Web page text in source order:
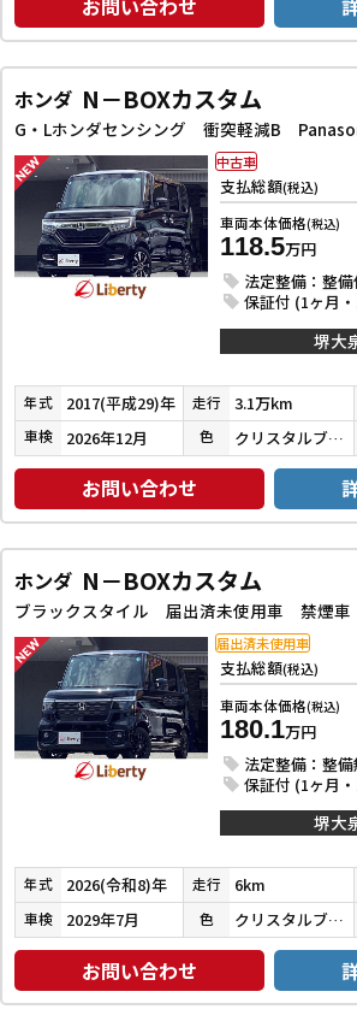
お問い合わせ
ホンダ N－BOXカスタム
支払総額(税込)
車両本体価格(税込)
118.5万円
法定整備：整備
保証付 (1ヶ月
中古車
堺大
年式 2017(平成29)年 走行 3.1万km
車検 2026年12月 色 クリスタルブラックパール
お問い合わせ
ホンダ N－BOXカスタム
支払総額(税込)
車両本体価格(税込)
180.1万円
法定整備：整備
保証付 (1ヶ月
届出済未使用車
堺大
年式 2026(令和8)年 走行 6km
車検 2029年7月 色 クリスタルブラックパール
お問い合わせ